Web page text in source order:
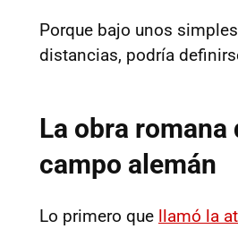
Porque bajo unos
distancias, podría
La obra
campo alemán
Lo primero que llamó la